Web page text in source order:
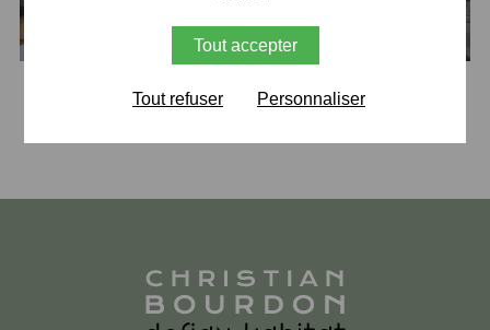
Retour
Tout accepter
Tout refuser Personnaliser